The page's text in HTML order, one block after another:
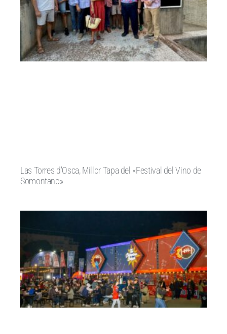
Las Torres d’Osca, Millor Tapa del «Festival del Vino de
Somontano»